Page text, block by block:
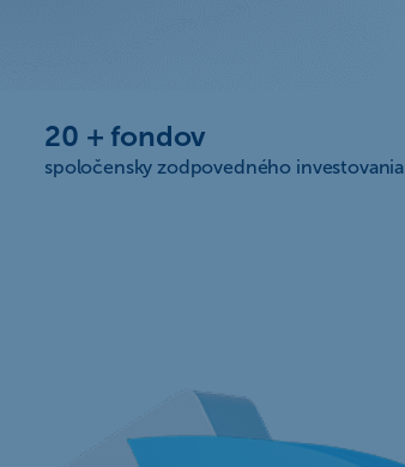
20 + fondov
spoločensky zodpovedného investovania